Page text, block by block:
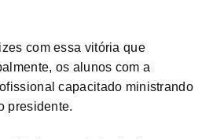
com essa vitória que
os alunos com a
capacitado ministrando
presidente.